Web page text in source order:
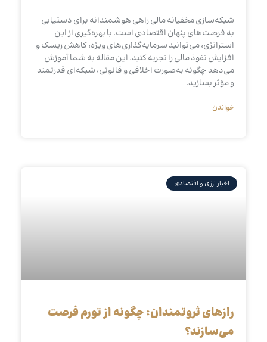
شبکه‌سازی مخفیانه مالی راهی هوشمندانه برای دستیابی
به فرصت‌های پنهان اقتصادی است. با بهره‌گیری از این
استراتژی، می‌توانید سرمایه‌گذاری‌های ویژه، کاهش ریسک و
افزایش نفوذ مالی را تجربه کنید. این مقاله به شما آموزش
می‌دهد چگونه به‌صورت اخلاقی و قانونی، شبکه‌ای قدرتمند
و مؤثر بسازید.
خواندن
اخبار ارزی و اقتصادی
رازهای ثروتمندان: چگونه از تورم فرصت
می‌سازند؟